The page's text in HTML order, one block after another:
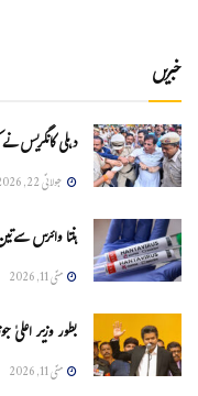
خبریں
دہلی کانگریس نے
جولائی 22, 2026
ہنتا وائرس
مئی 11, 2026
بطور وزیر
مئی 11, 2026